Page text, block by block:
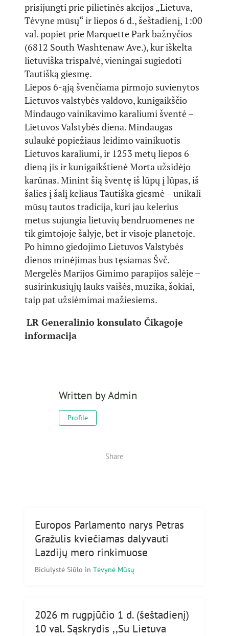
prisijungti prie pilietinės akcijos „Lietuva,
Tėvyne mūsų“ ir liepos 6 d., šeštadienį, 1:00
val. popiet prie Marquette Park bažnyčios
(6812 South Washtenaw Ave.), kur iškelta
lietuviška trispalvė, vieningai sugiedoti
Tautišką giesmę.
Liepos 6-ąją švenčiama pirmojo suvienytos
Lietuvos valstybės valdovo, kunigaikščio
Mindaugo vainikavimo karaliumi šventė –
Lietuvos Valstybės diena. Mindaugas
sulaukė popiežiaus leidimo vainikuotis
Lietuvos karaliumi, ir 1253 metų liepos 6
dieną jis ir kunigaikštienė Morta užsidėjo
karūnas. Minint šią šventę iš lūpų į lūpas, iš
šalies į šalį keliaus Tautiška giesmė – unikali
mūsų tautos tradicija, kuri jau kelerius
metus sujungia lietuvių bendruomenes ne
tik gimtojoje šalyje, bet ir visoje planetoje.
Po himno giedojimo Lietuvos Valstybės
dienos minėjimas bus tęsiamas Švč.
Mergelės Marijos Gimimo parapijos salėje –
susirinkusiųjų lauks vaišės, muzika, šokiai,
taip pat užsiėmimai mažiesiems.
LR Generalinio konsulato Čikagoje
informacija
Written byAdmin
Profile
Share
Europos Parlamento narys Petras
Gražulis kviečiamas dalyvauti
Lazdijų mero rinkimuose
Biciulystė Siūlo in Tėvynė Mūsų
2026 m rugpjūčio 1 d. (šeštadienį)
10 val. Sąskrydis ,,Su Lietuva